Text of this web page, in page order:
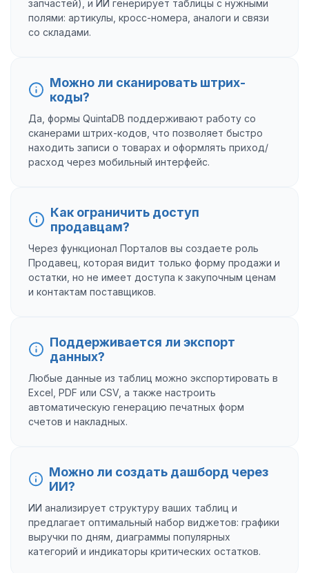
запчастей), и ИИ генерирует таблицы с нужными
полями: артикулы, кросс-номера, аналоги и связи
со складами.
Можно ли сканировать штрих-
коды?
Да, формы QuintaDB поддерживают работу со
сканерами штрих-кодов, что позволяет быстро
находить записи о товарах и оформлять приход/
расход через мобильный интерфейс.
Как ограничить доступ
продавцам?
Через функционал Порталов вы создаете роль
Продавец, которая видит только форму продажи и
остатки, но не имеет доступа к закупочным ценам
и контактам поставщиков.
Поддерживается ли экспорт
данных?
Любые данные из таблиц можно экспортировать в
Excel, PDF или CSV, а также настроить
автоматическую генерацию печатных форм
счетов и накладных.
Можно ли создать дашборд через
ИИ?
ИИ анализирует структуру ваших таблиц и
предлагает оптимальный набор виджетов: графики
выручки по дням, диаграммы популярных
категорий и индикаторы критических остатков.